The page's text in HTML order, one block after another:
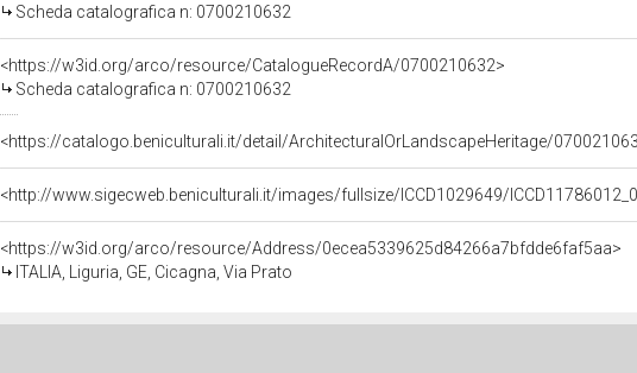
Scheda catalografica n: 0700210632
<https://w3id.org/arco/resource/CatalogueRecordA/0700210632>
Scheda catalografica n: 0700210632
<https://catalogo.beniculturali.it/detail/ArchitecturalOrLandscapeHeritage/
<http://www.sigecweb.beniculturali.it/images/fullsize/ICCD1029649/
<https://w3id.org/arco/resource/Address/0ecea5339625d84266a7bfdde6faf5aa>
ITALIA, Liguria, GE, Cicagna, Via Prato